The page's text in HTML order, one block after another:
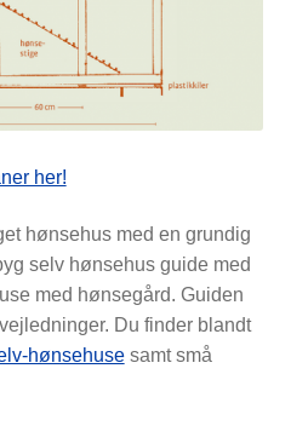
VIDEN
her!
hønsehus med en grundig
selv hønsehus guide med
med hønsegård. Guiden
Du finder blandt
hønsehusesamt små